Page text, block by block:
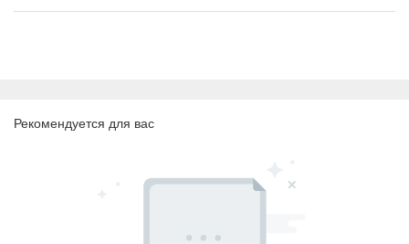
Рекомендуется для вас